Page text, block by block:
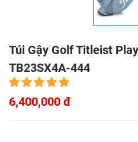
Túi Gậy Golf Titleist
TB23SX4A-444
6,400,000 đ